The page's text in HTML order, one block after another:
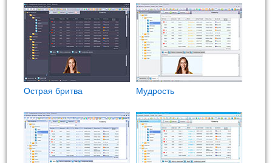
Острая бритва Мудрость